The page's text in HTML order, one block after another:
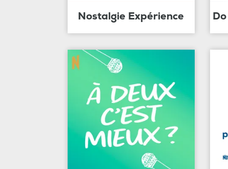
Nostalgie Expérience